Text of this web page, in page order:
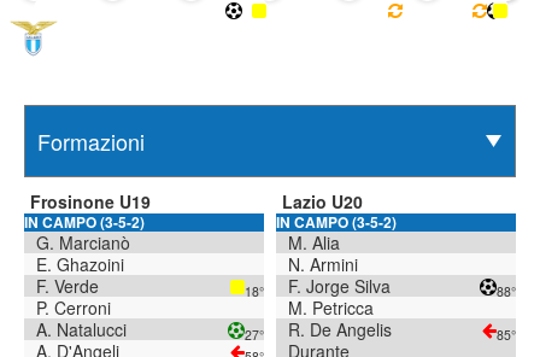
Frosinone U19
IN CAMPO (3-5-2)
G. Marcianò
E. Ghazoini
F. Verde
18°
P. Cerroni
A. Natalucci
27°
A. D'Angeli
Lazio U20
IN CAMPO (3-5-2)
M. Alia
N. Armini
F. Jorge Silva
88°
M. Petricca
R. De Angelis
Durante
85°